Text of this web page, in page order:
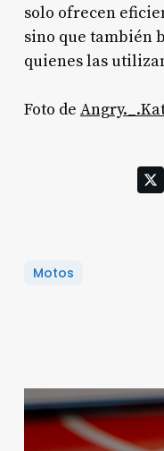
solo ofrecen
sino que también
quienes las
Foto de
Motos